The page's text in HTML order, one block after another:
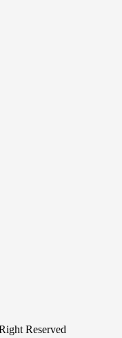
Reserved